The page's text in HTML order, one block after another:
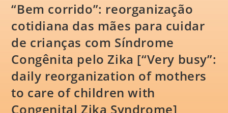
“Bem corrido”: reorganização
cotidiana das mães para cuidar
de crianças com Síndrome
Congênita pelo Zika [“Very busy”:
daily reorganization of mothers
to care of children with
Congenital Zika Syndrome]